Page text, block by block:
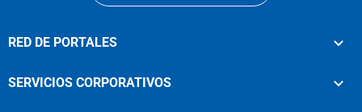
RED DE PORTALES
SERVICIOS CORPORATIVOS